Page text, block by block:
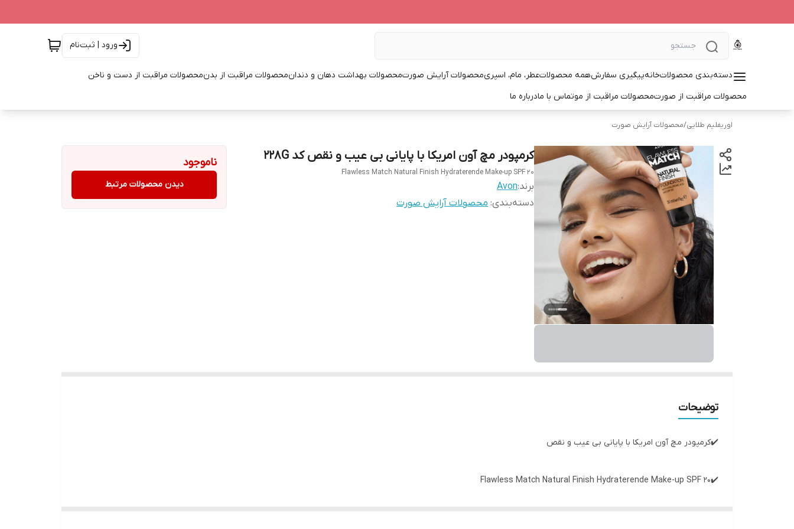
ورود | ثبت‌نام
دسته‌بندی محصولاتخانهپیگیری سفارشهمه محصولاتعطر، مام، اسپریمحصولات آرایش صورتمحصولات بهداشت دهان و دندانمحصولات مراقبت از بدنمحصولات مراقبت از دست و ناخن
محصولات مراقبت از صورتمحصولات مراقبت از موتماس با مادرباره ما
اوریفلیم طلایی/محصولات آرایش صورت
کرمپودر مچ آون امریکا با پایانی بی عیب و نقص کد 228G
Flawless Match Natural Finish Hydraterende Make-up SPF 20
برند:Avon
دسته‌بندی: محصولات آرایش صورت
ناموجود
دیدن محصولات مرتبط
توضیحات
✔️کرمپودر مچ آون امریکا با پایانی بی عیب و نقص
✔️Flawless Match Natural Finish Hydraterende Make-up SPF 20